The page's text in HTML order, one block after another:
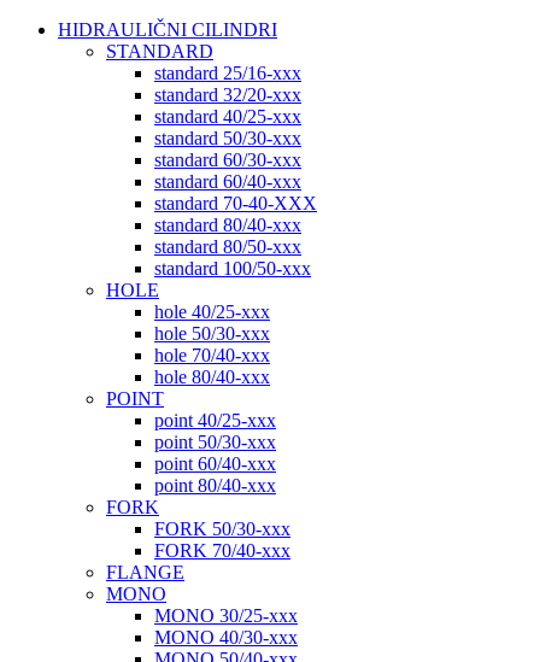
HIDRAULIČNI CILINDRI
STANDARD
standard 25/16-xxx
standard 32/20-xxx
standard 40/25-xxx
standard 50/30-xxx
standard 60/30-xxx
standard 60/40-xxx
standard 70-40-XXX
standard 80/40-xxx
standard 80/50-xxx
standard 100/50-xxx
HOLE
hole 40/25-xxx
hole 50/30-xxx
hole 70/40-xxx
hole 80/40-xxx
POINT
point 40/25-xxx
point 50/30-xxx
point 60/40-xxx
point 80/40-xxx
FORK
FORK 50/30-xxx
FORK 70/40-xxx
FLANGE
MONO
MONO 30/25-xxx
MONO 40/30-xxx